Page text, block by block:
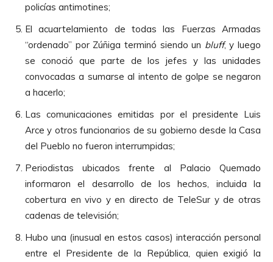
policías antimotines;
El acuartelamiento de todas las Fuerzas Armadas
“ordenado” por Zúñiga terminó siendo un bluff, y luego
se conoció que parte de los jefes y las unidades
convocadas a sumarse al intento de golpe se negaron
a hacerlo;
Las comunicaciones emitidas por el presidente Luis
Arce y otros funcionarios de su gobierno desde la Casa
del Pueblo no fueron interrumpidas;
Periodistas ubicados frente al Palacio Quemado
informaron el desarrollo de los hechos, incluida la
cobertura en vivo y en directo de TeleSur y de otras
cadenas de televisión;
Hubo una (inusual en estos casos) interacción personal
entre el Presidente de la República, quien exigió la